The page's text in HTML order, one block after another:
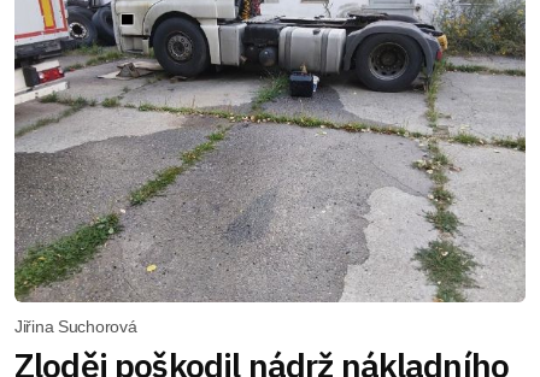
Jiřina Suchorová
Zloděj poškodil nádrž nákladního